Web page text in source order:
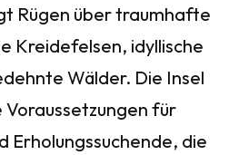
Rügen über traumhafte
Kreidefelsen, idyllische
Wälder. Die Insel
für
Erholungssuchende, die